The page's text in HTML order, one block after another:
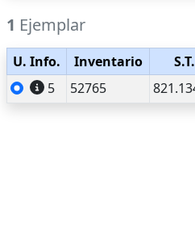
1 Ejemplar
U. Info. Inventario S.T.
5
52765